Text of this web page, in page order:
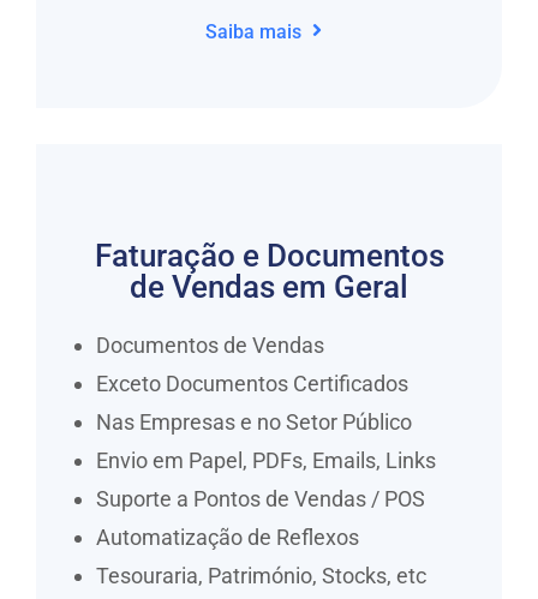
Saiba mais
Faturação e Documentos
de Vendas em Geral
Documentos de Vendas
Exceto Documentos Certificados
Nas Empresas e no Setor Público
Envio em Papel, PDFs, Emails, Links
Suporte a Pontos de Vendas / POS
Automatização de Reflexos
Tesouraria, Património, Stocks, etc